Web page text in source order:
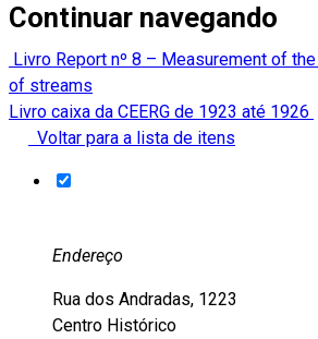
Continuar navegando
Livro Report nº 8 – Measurement of
of streams
Livro caixa da CEERG de 1923 até 1926
Voltar para a lista de itens
Endereço
Rua dos Andradas, 1223
Centro Histórico